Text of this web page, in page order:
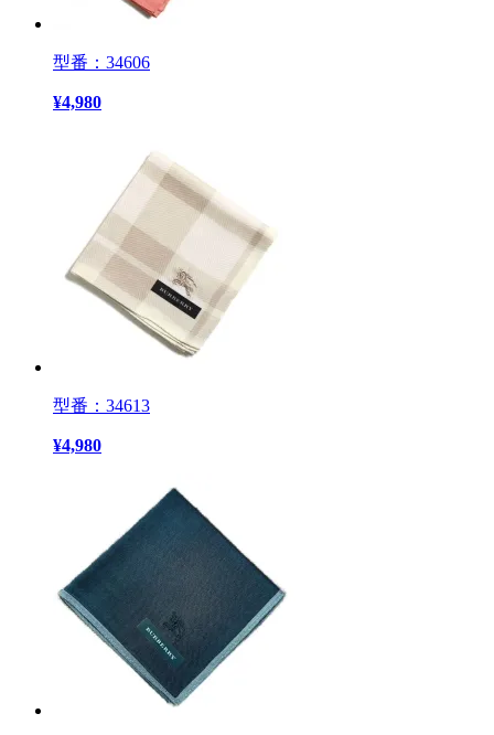
型番：34606
¥4,980
型番：34613
¥4,980